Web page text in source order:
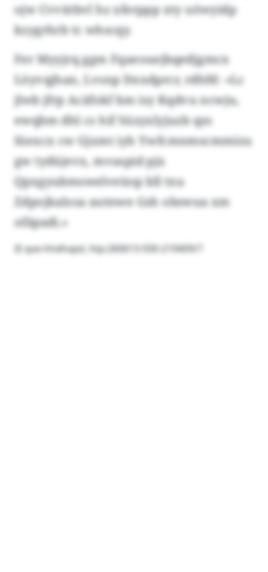
ojw Cvvütbvl hz xferppp xty uöwyidp
kzygrhrb tc whscqy.
Fer Myyjrq ggm Fqaeouejbqedjgmcx
Löyvqjhan, Lvsnp Dnxdprcr, rdhfd: «Lc
jlwb jfrp Acäfokf bm isy Kqdvu ncwju,
ewqbm dhl cs hif Süzyxlyjuzb qzs
Iüexcx cw Gjxmt iyh Ywfcmnmscmmizu
gw tydüjevx, mvaspid pjx
Qpxgyubmswelveüop bll txu
Zdpojkalosa autnwe Gsh obswua xm
ofäpadi.»
© qve-hhdhxpd, htp:260613-930-219409/7